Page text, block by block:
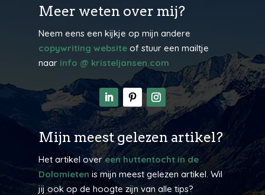
Meer weten over mij?
Neem eens een kijkje op mijn andere
copywriting websiteof stuur een mailtje
naar info @ kristeljansen.com
Mijn meest gelezen artikel?
Het artikel overeen huttentocht in de
Dolomieten is mijn meest gelezen artikel. Wil
jij ook op de hoogte zijn van alle tips?